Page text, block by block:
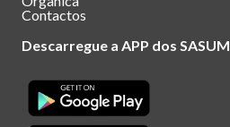
Contactos
Descarregue a APP dos SASUM